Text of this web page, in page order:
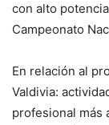
con alto
Campeonato
En relación al
Valdivia:
profesional más